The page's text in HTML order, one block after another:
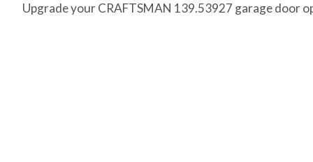
Upgrade your CRAFTSMAN 139.53927 garage door